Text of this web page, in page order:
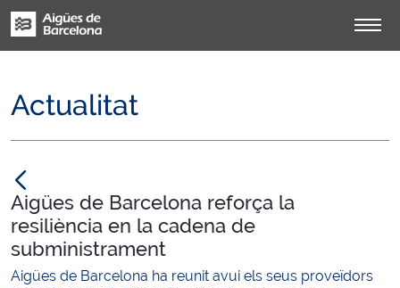
Actualitat
Aigües de Barcelona reforça la
resiliència en la cadena de
subministrament
Aigües de Barcelona ha reunit avui els seus proveïdors